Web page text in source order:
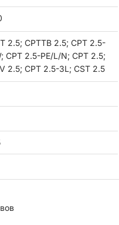
от 81 до 90)
2.5; CPTTB 2.5; CPT 2.5-
CPT 2.5-PE/L/N; CPT 2.5;
2.5; CPT 2.5-3L; CST 2.5